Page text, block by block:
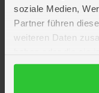
soziale Medien,
Partner führen
weiteren Daten
gesammelt haben.
Farbe
Altersempfehlung
Artikelmaße